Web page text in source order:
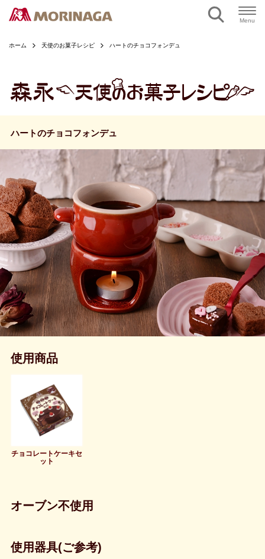
Menu
ホーム 天使のお菓子レシピ ハートのチョコフォンデュ
ハートのチョコフォンデュ
使用商品
チョコレートケーキセ
ット
オーブン不使用
使用器具(ご参考)